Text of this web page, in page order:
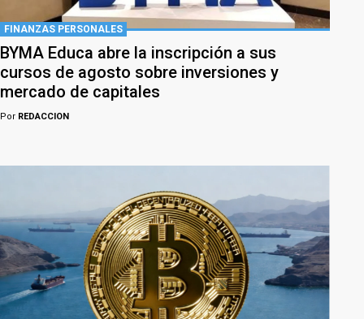
FINANZAS PERSONALES
BYMA Educa abre la inscripción a sus
cursos de agosto sobre inversiones y
mercado de capitales
Por REDACCION